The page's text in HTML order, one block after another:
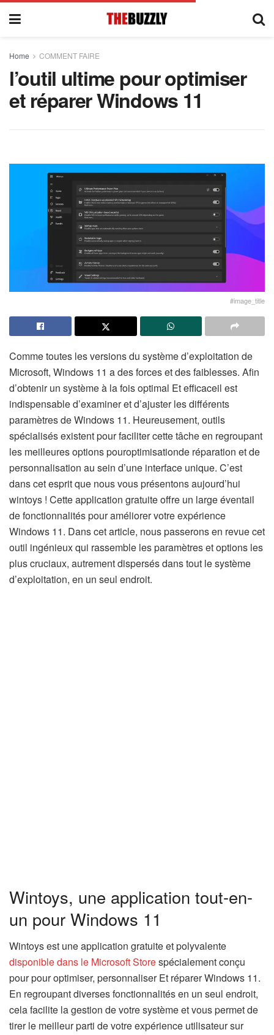
Home COMMENT FAIRE
l’outil ultime pour optimiser
et réparer Windows 11
#image_title
Comme toutes les versions du système d’exploitation de
Microsoft, Windows 11 a des forces et des faiblesses. Afin
d’obtenir un système à la fois optimal Et efficaceil est
indispensable d’examiner et d’ajuster les différents
paramètres de Windows 11. Heureusement, outils
spécialisés existent pour faciliter cette tâche en regroupant
les meilleures options pouroptimisationde réparation et de
personnalisation au sein d’une interface unique. C’est
dans cet esprit que nous vous présentons aujourd’hui
wintoys ! Cette application gratuite offre un large éventail
de fonctionnalités pour améliorer votre expérience
Windows 11. Dans cet article, nous passerons en revue cet
outil ingénieux qui rassemble les paramètres et options les
plus cruciaux, autrement dispersés dans tout le système
d’exploitation, en un seul endroit.
Wintoys, une application tout-en-
un pour Windows 11
Wintoys est une application gratuite et polyvalente
disponible dans le Microsoft Storespécialement conçu
pour pour optimiser, personnaliser Et réparer Windows 11.
En regroupant diverses fonctionnalités en un seul endroit,
cela facilite la gestion de votre système et vous permet de
tirer le meilleur parti de votre expérience utilisateur sur